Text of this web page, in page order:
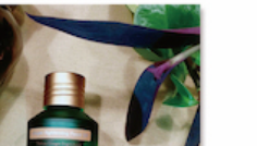
司」（以下簡稱本公司）所提供，讓
或服務，並由商店將買賣／分期付款
用本公司帳單繳交帳款。
之契約關係目的，商店將以您的個人
台灣大哥大進項蒐集、處理及利用，
資料之確認、核對及更正。
：https://oppay.tw/userRule
款，方視為交易完成。
繳費，但若您需要取消訂單，請聯絡
訂單仍視為有效，需透過AFTEE先享
付 」之結帳頁面顯示為準，若有關於
相關疑問，請聯繫「AFTEE先享後付
support/home
)免運費
) 即日起不提供京站紙袋，取件時
場詢問